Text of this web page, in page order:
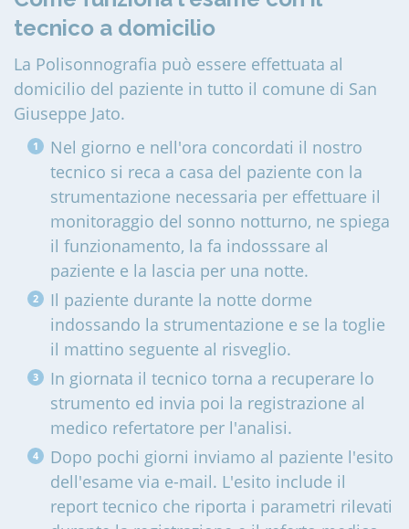
tecnico a domicilio
La Polisonnografia può essere effettuata al
domicilio del paziente in tutto il comune di San
Giuseppe Jato.
Nel giorno e nell'ora concordati il nostro
tecnico si reca a casa del paziente con la
strumentazione necessaria per effettuare il
monitoraggio del sonno notturno, ne spiega
il funzionamento, la fa indosssare al
paziente e la lascia per una notte.
Il paziente durante la notte dorme
indossando la strumentazione e se la toglie
il mattino seguente al risveglio.
In giornata il tecnico torna a recuperare lo
strumento ed invia poi la registrazione al
medico refertatore per l'analisi.
Dopo pochi giorni inviamo al paziente l'esito
dell'esame via e-mail. L'esito include il
report tecnico che riporta i parametri rilevati